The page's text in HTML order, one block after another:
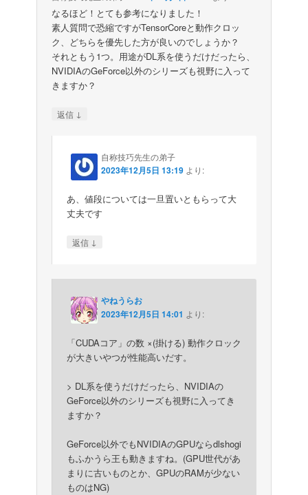
なるほど！とても参考になりました！
素人質問で恐縮ですがTensorCoreと動作クロッ
ク、どちらを優先した方が良いのでしょうか？
それともう1つ。用途がDL系を使うだけだったら、
NVIDIAのGeForce以外のシリーズも視野に入って
きますか？
返信 ↓
自称技巧先生の弟子
2023年12月5日 13:19 より:
あ、値段については一旦置いともらって大
丈夫です
返信 ↓
やねうらお
2023年12月5日 14:01 より:
「CUDAコア」の数 ×(掛ける) 動作クロック
が大きいやつが性能高いだす。
> DL系を使うだけだったら、NVIDIAの
GeForce以外のシリーズも視野に入ってき
ますか？
GeForce以外でもNVIDIAのGPUならdlshogi
もふかうら王も動きますね。(GPU世代があ
まりに古いものとか、GPUのRAMが少ない
ものはNG)